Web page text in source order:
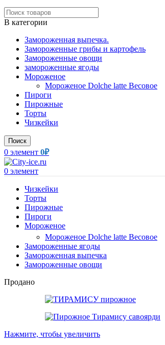
В категории
Замороженная выпечка.
Замороженные грибы и картофель
Замороженные овощи
замороженные ягоды
Мороженое
Мороженое Dolche latte Весовое
Пироги
Пирожные
Торты
Чизкейки
Поиск
0 элемент 0₽
0 элемент
Чизкейки
Торты
Пирожные
Пироги
Мороженое
Мороженое Dolche latte Весовое
Замороженные ягоды
Замороженная выпечка
Замороженные овощи
Продано
Нажмите, чтобы увеличить